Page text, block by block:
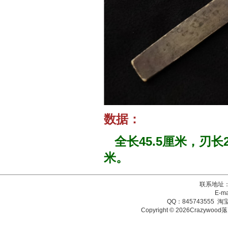
数据：
全长45.5厘米，刃长
米。
联系地址
E-
QQ：845743555 淘
Copyright © 2026Crazywood